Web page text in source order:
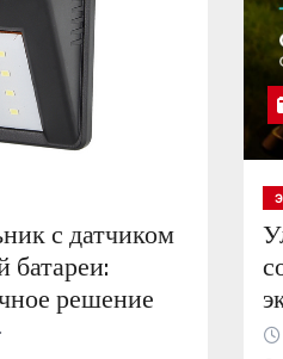
с датчиком
батареи:
решение